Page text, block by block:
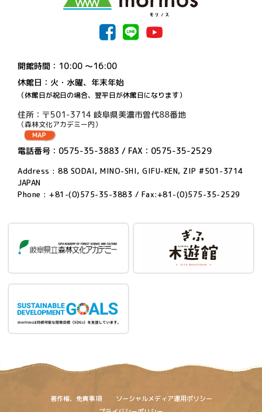
開館時間：10:00 〜16:00
休館日：火・水曜、年末年始
（休館日が祝日の場合、翌平日が休館日になります）
住所：〒501-3714 岐阜県美濃市曽代88番地
（森林文化アカデミー内）
電話番号：0575-35-3883 / FAX：0575-35-2529
Address : 88 SODAI, MINO-SHI, GIFU-KEN, ZIP #501-3714
JAPAN
Phone : +81-(0)575-35-3883 / Fax:+81-(0)575-35-2529
著作権、免責事項
ソーシャルメディア運用ポリシー